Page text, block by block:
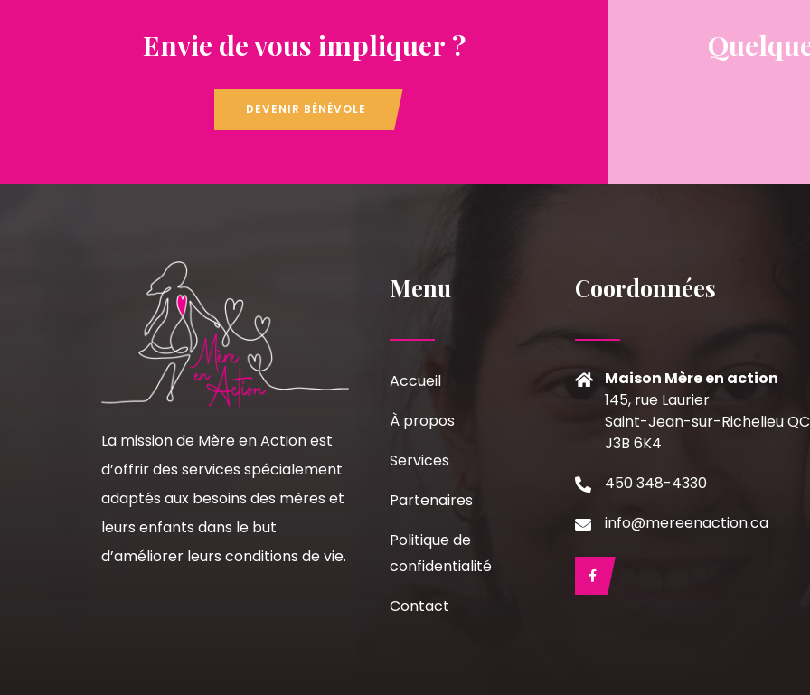
Envie de vous impliquer ?
DEVENIR BÉNÉVOLE
La mission de Mère en Action est
d’offrir des services spécialement
adaptés aux besoins des mères et
leurs enfants dans le but
d’améliorer leurs conditions de vie.
Menu
Accueil
À propos
Services
Partenaires
Politique de
confidentialité
Contact
Coordonnées
Maison Mère en action
145, rue Laurier
Saint-Jean-sur-Richelieu QC
J3B 6K4
450 348-4330
info@mereenaction.ca